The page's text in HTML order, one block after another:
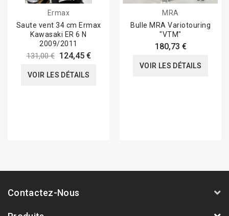
Ermax
Saute vent 34 cm Ermax
Kawasaki ER 6 N
2009/2011
131,00 € 124,45 €
VOIR LES DÉTAILS
MRA
Bulle MRA Variotouring
"VTM"
180,73 €
VOIR LES DÉTAILS
Contactez-Nous